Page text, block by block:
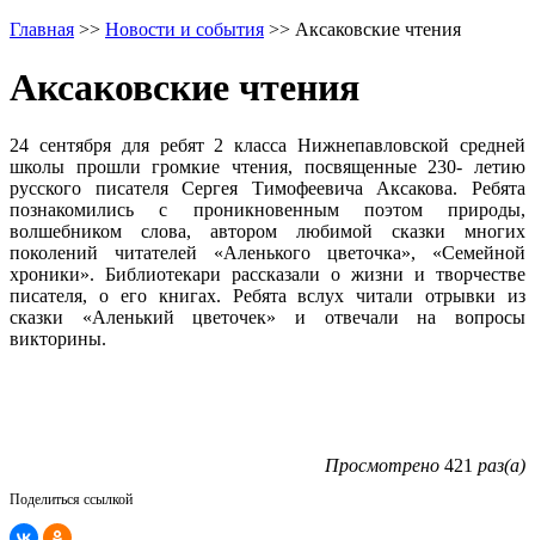
Главная >> Новости и события >> Аксаковские чтения
Аксаковские чтения
24 сентября для ребят 2 класса Нижнепавловской средней
школы прошли громкие чтения, посвященные 230- летию
русского писателя Сергея Тимофеевича Аксакова. Ребята
познакомились с проникновенным поэтом природы,
волшебником слова, автором любимой сказки многих
поколений читателей «Аленького цветочка», «Семейной
хроники». Библиотекари рассказали о жизни и творчестве
писателя, о его книгах. Ребята вслух читали отрывки из
сказки «Аленький цветочек» и отвечали на вопросы
викторины.
Просмотрено 421 раз(а)
Поделиться ссылкой